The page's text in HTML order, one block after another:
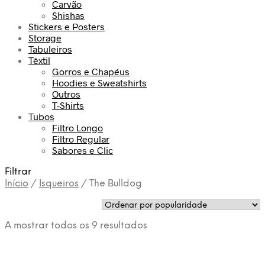
Carvão
Shishas
Stickers e Posters
Storage
Tabuleiros
Têxtil
Gorros e Chapéus
Hoodies e Sweatshirts
Outros
T-Shirts
Tubos
Filtro Longo
Filtro Regular
Sabores e Clic
Filtrar
Início / Isqueiros / The Bulldog
A mostrar todos os 9 resultados